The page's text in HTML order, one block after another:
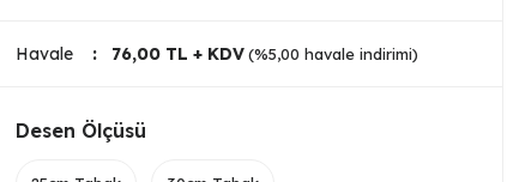
Havale 76,00 TL + KDV (%5,00 havale indirimi)
Desen Ölçüsü